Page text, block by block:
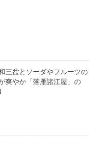
三盆とソーダやフルーツの
爽やか「落雁諸江屋」の